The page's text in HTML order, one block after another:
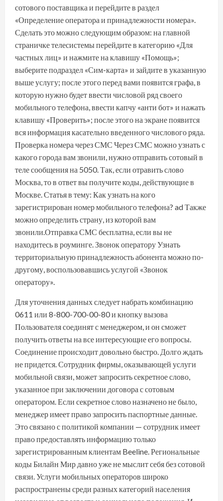
сотового поставщика и перейдите в раздел
«Определение оператора и принадлежности номера».
Сделать это можно следующим образом: на главной
страничке телесистемы перейдите в категорию «Для
частных лиц» и нажмите на клавишу «Помощь»;
выберите подраздел «Сим-карта» и зайдите в указанную
выше услугу; после этого перед вами появится графа, в
которую нужно будет ввести числовой ряд своего
мобильного телефона, ввести капчу «анти бот» и нажать
клавишу «Проверить»; после этого на экране появится
вся информация касательно введенного числового ряда.
Проверка номера через СМС Через СМС можно узнать с
какого города вам звонили, нужно отправить сотовый в
теле сообщения на 5050. Так, если отравить слово
Москва, то в ответ вы получите коды, действующие в
Москве. Статья в тему: Как узнать на кого
зарегистрирован номер мобильного телефона? ad Также
можно определить страну, из которой вам
звонили.Отправка СМС бесплатна, если вы не
находитесь в роуминге. Звонок оператору Узнать
территориальную принадлежность абонента можно по-
другому, воспользовавшись услугой «Звонок
оператору».
Для уточнения данных следует набрать комбинацию
0611 или 8-800-700-00-80 и кнопку вызова
Пользователя соединят с менеджером, и он сможет
получить ответы на все интересующие его вопросы.
Соединение происходит довольно быстро. Долго ждать
не придется. Сотрудник фирмы, оказывающей услуги
мобильной связи, может запросить секретное слово,
указанное при заключении договора с сотовым
оператором. Если секретное слово назначено не было,
менеджер имеет право запросить паспортные данные.
Это связано с политикой компании — сотрудник имеет
право предоставлять информацию только
зарегистрированным клиентам Beeline. Региональные
коды Билайн Мир давно уже не мыслит себя без сотовой
связи. Услуги мобильных операторов широко
распространены среди разных категорий населения